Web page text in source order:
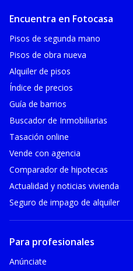
Encuentra en Fotocasa
Pisos de segunda mano
Pisos de obra nueva
Alquiler de pisos
Índice de precios
Guía de barrios
Buscador de Inmobiliarias
Tasación online
Vende con agencia
Comparador de hipotecas
Actualidad y noticias vivienda
Seguro de impago de alquiler
Para profesionales
Anúnciate